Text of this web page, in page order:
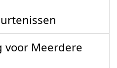
voor Meerdere